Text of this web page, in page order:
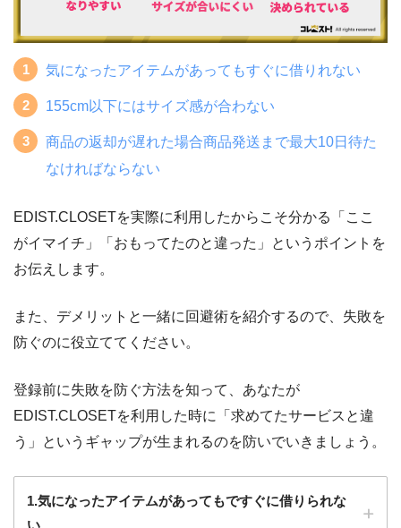
みん評
ライター小田
イズ関連で交換できないのは辛いですね…
Twitterでの意見
引用元のツイートを見る
Twitterでの意見
ライター小田
体型カバーができる洋服はありがたいです
Twitterでの意見
@edist
気になったアイテムがあってもすぐに借りれない
155cm以下にはサイズ感が合わない
商品の返却が遅れた場合商品発送まで最大10日待た
なければならない
EDIST.CLOSETを実際に利用したからこそ分かる「ここ
がイマイチ」「おもってたのと違った」というポイントを
お伝えします。
また、デメリットと一緒に回避術を紹介するので、失敗を
防ぐのに役立ててください。
登録前に失敗を防ぐ方法を知って、あなたが
EDIST.CLOSETを利用した時に「求めてたサービスと違
う」というギャップが生まれるのを防いでいきましょう。
1.気になったアイテムがあってもですぐに借りられな